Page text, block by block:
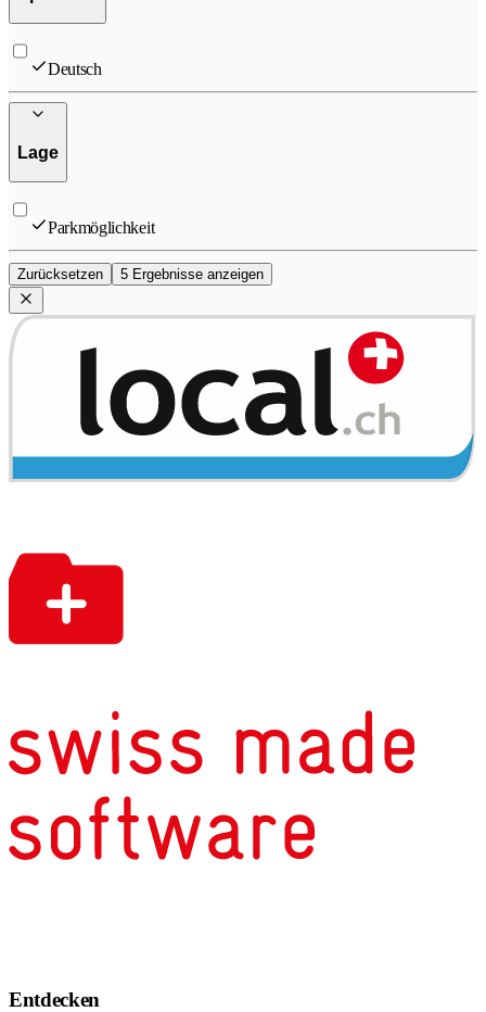
Deutsch
Lage
Parkmöglichkeit
Zurücksetzen 5 Ergebnisse anzeigen
Entdecken